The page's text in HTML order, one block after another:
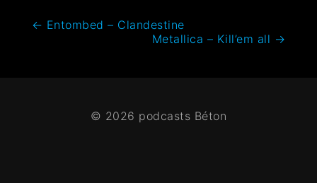
← Entombed – Clandestine
Metallica – Kill’em all →
© 2026 podcasts Béton